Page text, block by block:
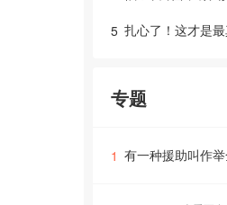
5 扎心了！这才是最真实的鄂
专题
1 有一种援助叫作举全省之力，